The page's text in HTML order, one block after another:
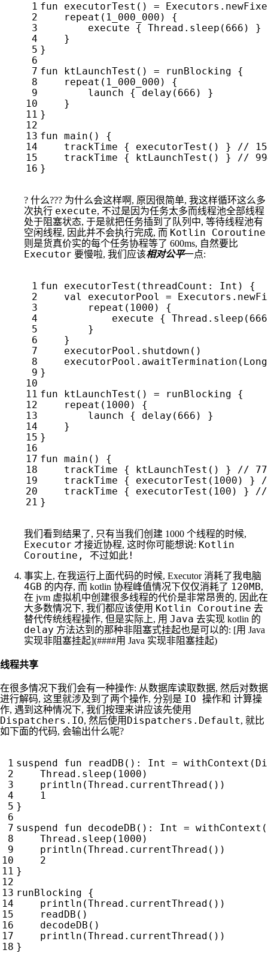
fun executorTest () = Executors .
repeat ( 1 _000_000 )
{
execute
{ Thread . sleep ( 666 )
}
}
}
fun
ktLaunchTest () = runBlocking
{
repeat ( 1 _000_000 )
{
launch
{ delay ( 666 )
}
}
}
fun main ()
{
trackTime
{ executorTest ()
}
trackTime
{ ktLaunchTest ()
}
}
? 什么??? 为什么会这样啊, 原因很简单, 我这样循环这么多
次执行 execute, 不过是因为任务太多而线程池全部线程
处于阻塞状态, 于是就把任务插到了队列中, 等待线程池有
空闲线程, 因此并不会执行完成, 而 Kotlin Coroutine
则是货真价实的每个任务协程等了 600ms, 自然要比
Executor 要慢啦, 我们应该相对公平一点:
fun executorTest ( threadCount : Int )
{
val
executorPool = Executors .
repeat ( 1000 )
{
execute
{ Thread . sleep ( 666
}
}
executorPool . shutdown ()
executorPool . awaitTermination ( Long
}
fun
ktLaunchTest () = runBlocking
{
repeat ( 1000 )
{
launch
{ delay ( 666 )
}
}
}
fun main ()
{
trackTime
{ ktLaunchTest ()
}
trackTime
{ executorTest ( 1000 )
}
trackTime
{ executorTest ( 100 )
}
}
我们看到结果了, 只有当我们创建 1000 个线程的时候,
Executor 才接近协程, 这时你可能想说: Kotlin
Coroutine, 不过如此!
事实上, 在我运行上面代码的时候, Executor 消耗了我电脑
4GB 的内存, 而 kotlin 协程峰值情况下仅仅消耗了 120MB,
在 jvm 虚拟机中创建很多线程的代价是非常昂贵的, 因此在
大多数情况下, 我们都应该使用 Kotlin Coroutine 去
替代传统线程操作, 但是实际上, 用 Java 去实现 kotlin 的
delay 方法达到的那种非阻塞式挂起也是可以的: [用 Java
实现非阻塞挂起](####用 Java 实现非阻塞挂起)
线程共享
在很多情况下我们会有一种操作: 从数据库读取数据, 然后对数据
进行解码, 这里就涉及到了两个操作, 分别是 IO 操作和 计算操
作, 遇到这种情况下, 我们按理来讲应该先使用
Dispatchers.IO, 然后使用 Dispatchers.Default, 就比
如下面的代码, 会输出什么呢?
suspend fun readDB (): Int = withContext (
Thread . sleep ( 1000 )
println (Thread . currentThread ())
1
}
suspend
fun decodeDB (): Int = withContext (
Thread . sleep ( 1000 )
println (Thread . currentThread ())
2
}
runBlocking
{
println (Thread . currentThread ())
readDB ()
decodeDB ()
println (Thread . currentThread ())
}